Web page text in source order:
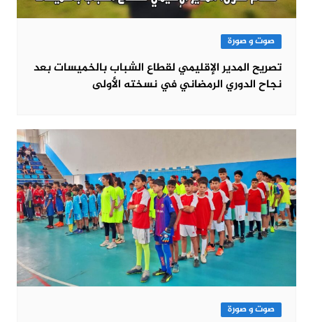
صوت و صورة
تصريح المدير الإقليمي لقطاع الشباب بالخميسات بعد
نجاح الدوري الرمضاني في نسخته الأولى
صوت و صورة